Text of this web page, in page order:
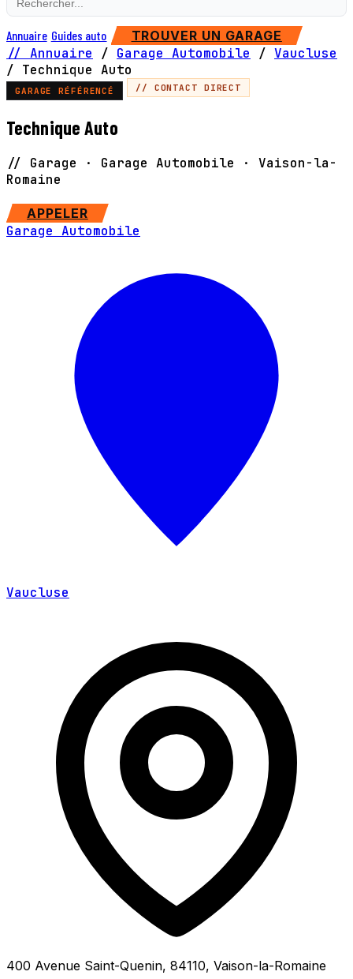
Annuaire Guides auto TROUVER UN GARAGE
// Annuaire / Garage Automobile / Vaucluse
/ Technique Auto
GARAGE RÉFÉRENCÉ // CONTACT DIRECT
Technique Auto
// Garage · Garage Automobile · Vaison-la-
Romaine
APPELER
Garage Automobile
Vaucluse
400 Avenue Saint-Quenin, 84110, Vaison-la-Romaine